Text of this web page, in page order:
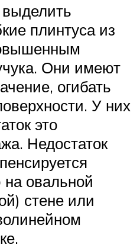
плинтуса из
Они имеют
огибать
У них
это
Недостаток
овальной
стене или